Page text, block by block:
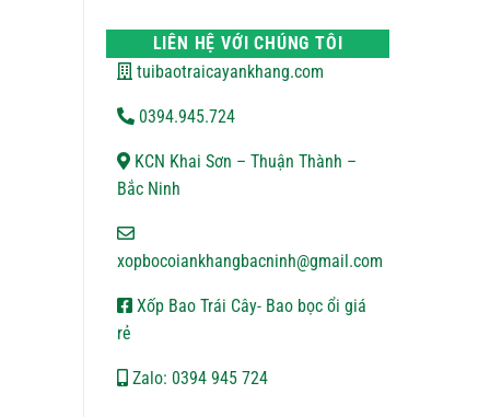
ở
CHÍNH
SÁCH
BẢO
LIÊN HỆ VỚI CHÚNG TÔI
tuibaotraicayankhang.com
0394.945.724
KCN Khai Sơn – Thuận Thành –
Bắc Ninh
xopbocoiankhangbacninh@gmail.com
Xốp Bao Trái Cây- Bao bọc ổi giá
rẻ
Zalo: 0394 945 724